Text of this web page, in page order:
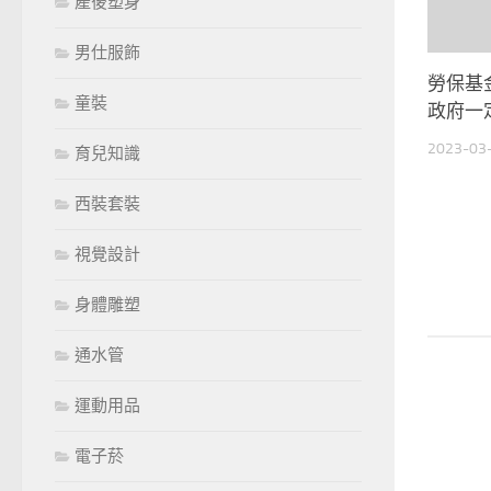
勞保基
政府一
2023-
男仕服飾
童裝
育兒知識
西裝套裝
視覺設計
身體雕塑
通水管
運動用品
電子菸